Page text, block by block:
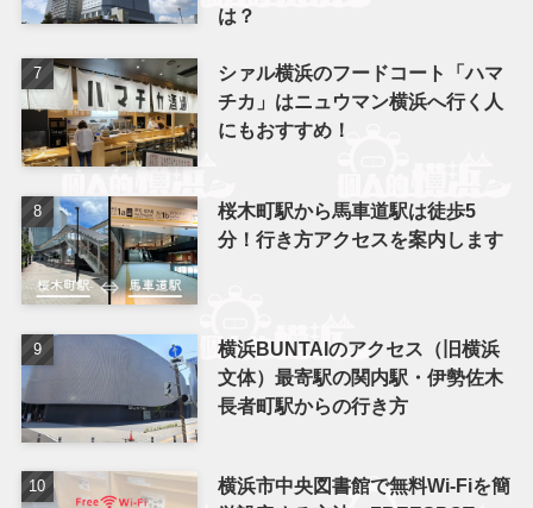
は？
シァル横浜のフードコート「ハマ
チカ」はニュウマン横浜へ行く人
にもおすすめ！
桜木町駅から馬車道駅は徒歩5
分！行き方アクセスを案内します
横浜BUNTAIのアクセス（旧横浜
文体）最寄駅の関内駅・伊勢佐木
長者町駅からの行き方
横浜市中央図書館で無料Wi-Fiを簡